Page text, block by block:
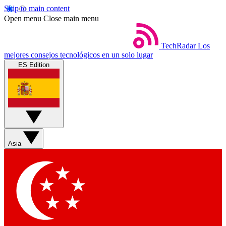
Skip to main content
Open menu Close main menu
TechRadar Los
mejores consejos tecnológicos en un solo lugar
ES Edition
Asia